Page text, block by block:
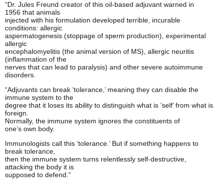
“Dr. Jules Freund creator of this oil-based adjuvant warned in
1956 that animals
injected with his formulation developed terrible, incurable
conditions: allergic
aspermatogenesis (stoppage of sperm production), experimental
allergic
encephalomyelitis (the animal version of MS), allergic neuritis
(inflammation of the
nerves that can lead to paralysis) and other severe autoimmune
disorders.
“Adjuvants can break ‘tolerance,’ meaning they can disable the
immune system to the
degree that it loses its ability to distinguish what is ’self’ from what is
foreign.
Normally, the immune system ignores the constituents of
one’s own body.
Immunologists call this ‘tolerance.’ But if something happens to
break tolerance,
then the immune system turns relentlessly self-destructive,
attacking the body it is
supposed to defend.”